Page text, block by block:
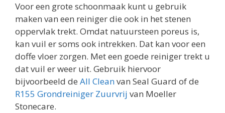
Voor een grote schoonmaak kunt u gebruik
maken van een reiniger die ook in het stenen
oppervlak trekt. Omdat natuursteen poreus is,
kan vuil er soms ook intrekken. Dat kan voor een
doffe vloer zorgen. Met een goede reiniger trekt u
dat vuil er weer uit. Gebruik hiervoor
bijvoorbeeld de All Cleanvan Seal Guard of de
R155 Grondreiniger Zuurvrij van Moeller
Stonecare.